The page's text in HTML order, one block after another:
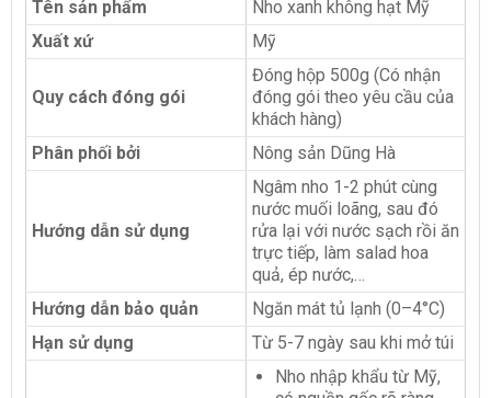
Tên sản phẩm
Nho xanh không hạt Mỹ
Xuất xứ
Mỹ
Quy cách đóng gói
Đóng hộp 500g (Có nhận
đóng gói theo yêu cầu của
khách hàng)
Phân phối bởi
Nông sản Dũng Hà
Hướng dẫn sử dụng
Ngâm nho 1-2 phút cùng
nước muối loãng, sau đó
rửa lại với nước sạch rồi ăn
trực tiếp, làm salad hoa
quả, ép nước,…
Hướng dẫn bảo quản
Ngăn mát tủ lạnh (0–4°C)
Hạn sử dụng
Từ 5-7 ngày sau khi mở túi
Nho nhập khẩu từ Mỹ,